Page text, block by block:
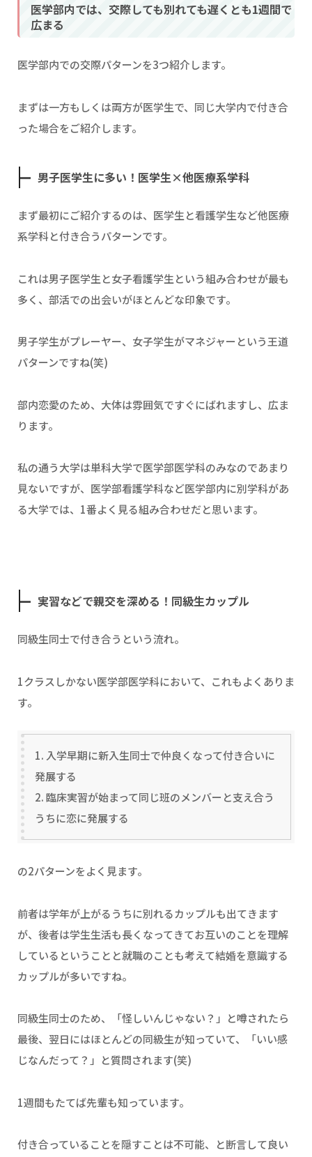
医学部内では、交際しても別れても遅くとも1週間で
広まる
医学部内での交際パターンを3つ紹介します。
まずは一方もしくは両方が医学生で、同じ大学内で付き合
った場合をご紹介します。
男子医学生に多い！医学生×他医療系学科
まず最初にご紹介するのは、医学生と看護学生など他医療
系学科と付き合うパターンです。
これは男子医学生と女子看護学生という組み合わせが最も
多く、部活での出会いがほとんどな印象です。
男子学生がプレーヤー、女子学生がマネジャーという王道
パターンですね(笑)
部内恋愛のため、大体は雰囲気ですぐにばれますし、広ま
ります。
私の通う大学は単科大学で医学部医学科のみなのであまり
見ないですが、医学部看護学科など医学部内に別学科があ
る大学では、1番よく見る組み合わせだと思います。
実習などで親交を深める！同級生カップル
同級生同士で付き合うという流れ。
1クラスしかない医学部医学科において、これもよくありま
す。
1. 入学早期に新入生同士で仲良くなって付き合いに
発展する
2. 臨床実習が始まって同じ班のメンバーと支え合う
うちに恋に発展する
の2パターンをよく見ます。
前者は学年が上がるうちに別れるカップルも出てきます
が、後者は学生生活も長くなってきてお互いのことを理解
しているということと就職のことも考えて結婚を意識する
カップルが多いですね。
同級生同士のため、「怪しいんじゃない？」と噂されたら
最後、翌日にはほとんどの同級生が知っていて、「いい感
じなんだって？」と質問されます(笑)
1週間もたてば先輩も知っています。
付き合っていることを隠すことは不可能、と断言して良い